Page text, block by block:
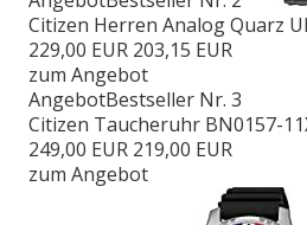
Citizen Herren Analog Quarz
229,00 EUR 203,15 EUR
zum Angebot
AngebotBestseller Nr. 3
Citizen Taucheruhr BN0157-
249,00 EUR 219,00 EUR
zum Angebot